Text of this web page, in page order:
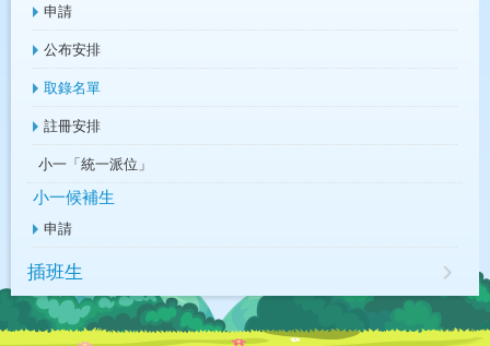
申請
公布安排
取錄名單
註冊安排
小一「統一派位」
小一候補生
申請
插班生